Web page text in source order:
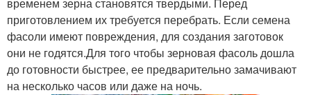
временем зерна становятся твердыми. Перед
приготовлением их требуется перебрать. Если семена
фасоли имеют повреждения, для создания заготовок
они не годятся.Для того чтобы зерновая фасоль дошла
до готовности быстрее, ее предварительно замачивают
на несколько часов или даже на ночь.